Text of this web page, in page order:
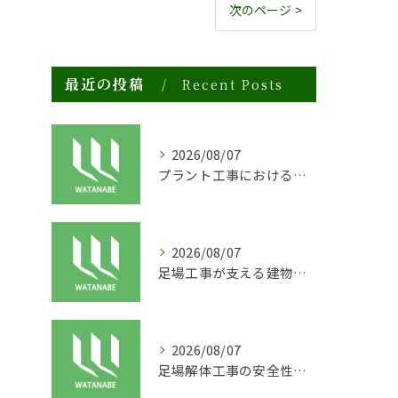
次のページ >
最近の投稿 Recent Posts
2026/08/07
プラント工事における足場工事の安全対策と施工の重要性
2026/08/07
足場工事が支える建物の長寿命化と外装塗装の重要性
2026/08/07
足場解体工事の安全性と効率化のポイント